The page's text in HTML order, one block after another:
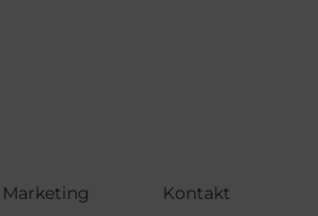
Marketing Kontakt